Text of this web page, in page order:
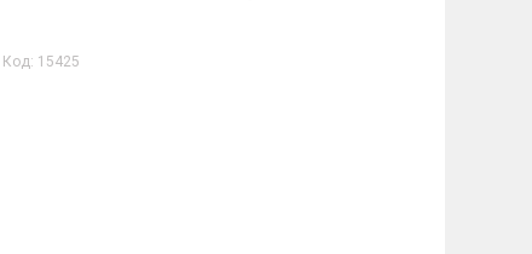
Код: 15425